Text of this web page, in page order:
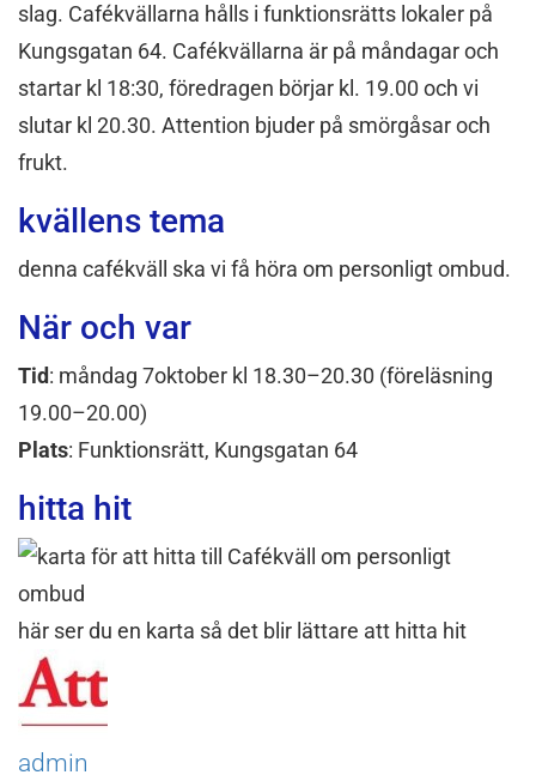
slag. Cafékvällarna hålls i funktionsrätts lokaler på
Kungsgatan 64. Cafékvällarna är på måndagar och
startar kl 18:30, föredragen börjar kl. 19.00 och vi
slutar kl 20.30. Attention bjuder på smörgåsar och
frukt.
kvällens tema
denna cafékväll ska vi få höra om personligt ombud.
När och var
Tid: måndag 7oktober kl 18.30–20.30 (föreläsning
19.00–20.00)
Plats: Funktionsrätt, Kungsgatan 64
hitta hit
här ser du en karta så det blir lättare att hitta hit
admin